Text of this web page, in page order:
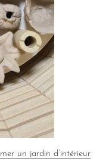
un jardin d’intérieur